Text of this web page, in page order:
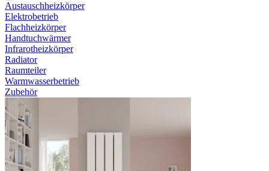
Austauschheizkörper
Elektrobetrieb
Flachheizkörper
Handtuchwärmer
Infrarotheizkörper
Radiator
Raumteiler
Warmwasserbetrieb
Zubehör